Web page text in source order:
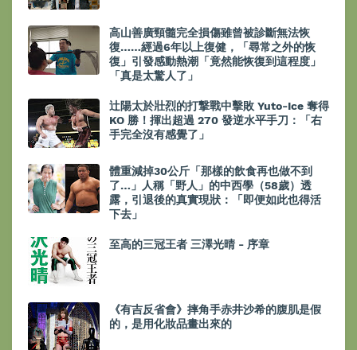
高山善廣頸髓完全損傷雖曾被診斷無法恢
復……經過6年以上復健，「尋常之外的恢
復」引發感動熱潮「竟然能恢復到這程度」
「真是太驚人了」
辻陽太於壯烈的打撃戰中擊敗 Yuto-Ice 奪得
KO 勝！揮出超過 270 發逆水平手刀：「右
手完全沒有感覺了」
體重減掉30公斤「那樣的飲食再也做不到
了…」人稱「野人」的中西學（58歲）透
露，引退後的真實現狀：「即便如此也得活
下去」
至高的三冠王者 三澤光晴 - 序章
《有吉反省會》摔角手赤井沙希的腹肌是假
的，是用化妝品畫出來的